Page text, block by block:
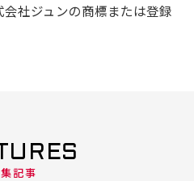
社ジュンの商標または登録
記事